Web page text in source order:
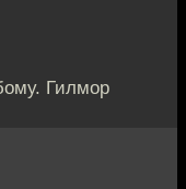
Гилмор